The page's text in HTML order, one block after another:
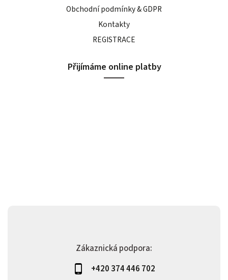
Zákaznická podpora:
+420 374 446 702
Obchodní podmínky & GDPR
Kontakty
REGISTRACE
Přijímáme online platby